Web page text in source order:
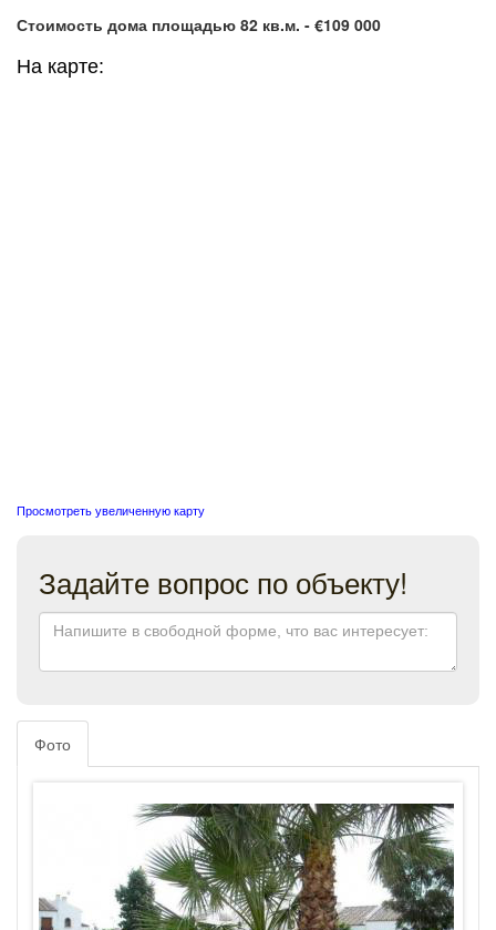
Стоимость дома площадью 82 кв.м. - €109 000
На карте:
Просмотреть увеличенную карту
Задайте вопрос по объекту!
Фото